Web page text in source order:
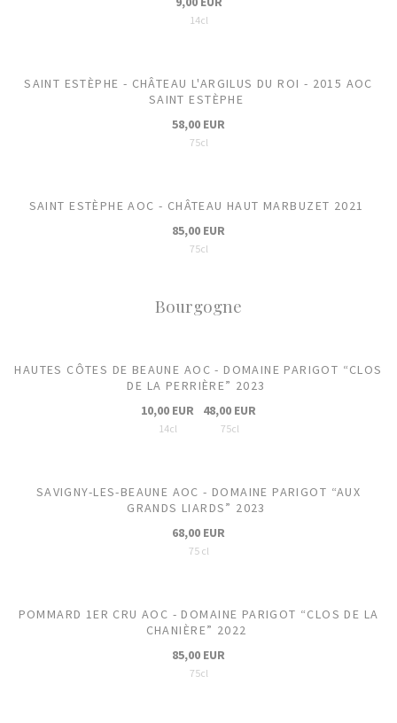
14cl
SAINT ESTÈPHE - CHÂTEAU L'ARGILUS DU ROI - 2015 AOC
SAINT ESTÈPHE
58,00 EUR
75cl
SAINT ESTÈPHE AOC - CHÂTEAU HAUT MARBUZET 2021
85,00 EUR
75cl
Bourgogne
HAUTES CÔTES DE BEAUNE AOC - DOMAINE PARIGOT “CLOS
DE LA PERRIÈRE” 2023
10,00 EUR
14cl
48,00 EUR
75cl
SAVIGNY-LES-BEAUNE AOC - DOMAINE PARIGOT “AUX
GRANDS LIARDS” 2023
68,00 EUR
75 cl
POMMARD 1ER CRU AOC - DOMAINE PARIGOT “CLOS DE LA
CHANIÈRE” 2022
85,00 EUR
75cl